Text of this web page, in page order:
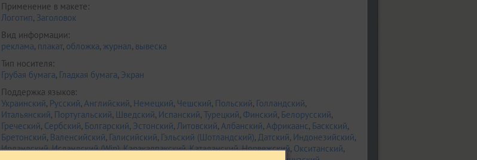
Применение в макете:
Логотип, Заголовок
Вид информации:
реклама, плакат, обложка, журнал, вывеска
Тип носителя:
Грубая бумага, Гладкая бумага, Экран
Поддержка языков:
Украинский, Русский, Английский, Немецкий, Чешский, Польский, Голландский,
Итальянский, Португальский, Шведский, Испанский, Турецкий, Финский, Белорусский,
Греческий, Сербский, Болгарский, Эстонский, Литовский, Албанский, Африкаанс, Баскский,
Бретонский, Валенсийский, Галисийский, Гэльский (Шотландский), Датский, Индонезийский,
Ирландский,Исландский (Win),Каракалпакский,Каталанский,Норвежский, Окситанский,